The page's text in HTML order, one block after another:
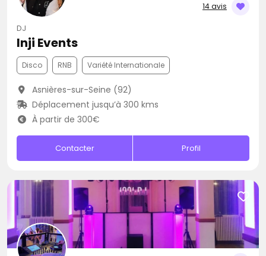
14 avis
DJ
Inji Events
Disco RNB Variété Internationale
Asnières-sur-Seine (92)
Déplacement jusqu’à 300 kms
À partir de 300€
Contacter Profil